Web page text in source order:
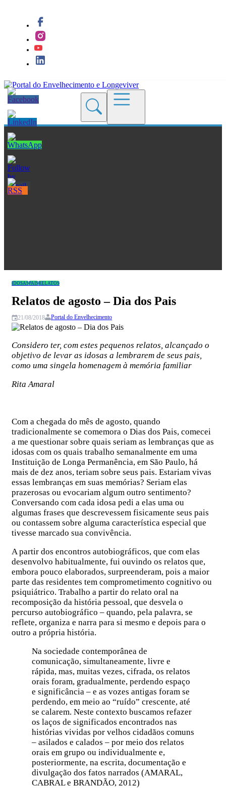
IDOSASPAISRELATOS
Relatos de agosto – Dia dos Pais
21/08/2018 Portal do Envelhecimento
Considero ter, com estes pequenos relatos, alcançado o
objetivo de levar as idosas a lembrarem de seus pais,
como uma singela homenagem à memória familiar
Rita Amaral
Com a chegada do mês de agosto, quando
tradicionalmente se comemora o Dias dos Pais, comecei
a me questionar sobre quais seriam as lembranças que as
idosas com os quais trabalho semanalmente em uma
Instituição de Longa Permanência, em São Paulo, há
mais de dez anos, teriam sobre seus pais. Estariam vivas
essas lembranças em suas memórias? Seriam elas
prazerosas ou evocariam algum outro sentimento?
Conversando com cada idosa pedi a elas uma ou
algumas frases que descrevessem fisicamente seus pais
ou contassem sobre alguma característica especial que
tivesse marcado sua convivência.
A partir dos encontros autobiográficos, que com elas
desenvolvo habitualmente, fui ouvindo os relatos que,
embora pouco elaborados, surpreenderam, pois a maior
parte das residentes tem comprometimento cognitivo ou
psiquiátrico. Trabalho a partir do relato oral na
recomposição da história pessoal, que desvela o
percurso autobiográfico – quando, pela palavra, se
reflete, organiza e narra para si mesmo e depois para o
outro a própria história.
Na sociedade contemporânea de
comunicação, simultaneamente, livre e
rápida, mas, muitas vezes, cifrada, os relatos
orais foram, gradualmente, perdendo espaço
e significância – e as vozes antigas foram se
perdendo, em meio ao “ruído” crescente, até
se calarem. Neste contexto buscamos refazer
os laços de significados encontrados nas
histórias vividas por velhos cidadãos comuns
– asilados e calados – por meio dos relatos
orais em grupo ou individualmente e,
posteriormente, na escrita, documentação e
divulgação dos fatos narrados (AMARAL,
CABRAL e BRANDÃO, 2012)